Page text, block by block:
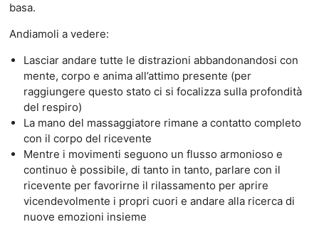
basa.
Andiamoli a vedere:
Lasciar andare tutte le distrazioni abbandonandosi con
mente, corpo e anima all’attimo presente (per
raggiungere questo stato ci si focalizza sulla profondità
del respiro)
La mano del massaggiatore rimane a contatto completo
con il corpo del ricevente
Mentre i movimenti seguono un flusso armonioso e
continuo è possibile, di tanto in tanto, parlare con il
ricevente per favorirne il rilassamento per aprire
vicendevolmente i propri cuori e andare alla ricerca di
nuove emozioni insieme